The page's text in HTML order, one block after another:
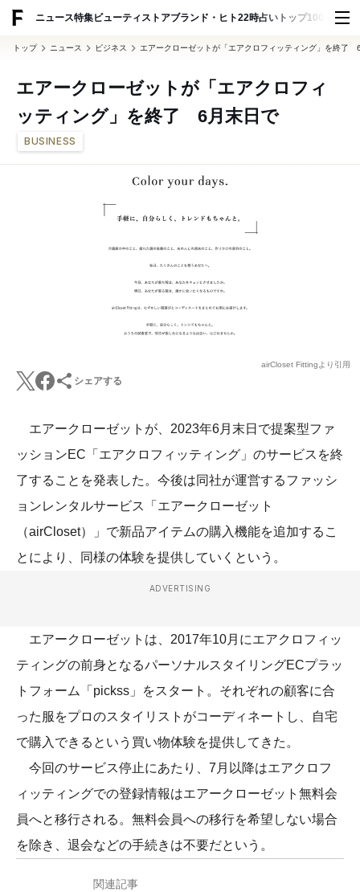
ニュース特集ビューティ ストアブランド・ヒト22時占い トップ100 スナッ
トップ ニュース ビジネス エアークローゼットが「エアクロフィッティング」を終了
エアークローゼットが「エアクロフィ
ッティング」を終了 6月末日で
BUSINESS
airCloset Fittingより引用
シェアする
エアークローゼットが、2023年6月末日で提案型ファ
ッションEC「エアクロフィッティング」のサービスを終
了することを発表した。今後は同社が運営するファッシ
ョンレンタルサービス「エアークローゼット
（airCloset）」で新品アイテムの購入機能を追加するこ
とにより、同様の体験を提供していくという。
ADVERTISING
エアークローゼットは、2017年10月にエアクロフィッ
ティングの前身となるパーソナルスタイリングECプラッ
トフォーム「pickss」をスタート。それぞれの顧客に合
った服をプロのスタイリストがコーディネートし、自宅
で購入できるという買い物体験を提供してきた。
今回のサービス停止にあたり、7月以降はエアクロフ
ィッティングでの登録情報はエアークローゼット無料会
員へと移行される。無料会員への移行を希望しない場合
を除き、退会などの手続きは不要だという。
関連記事